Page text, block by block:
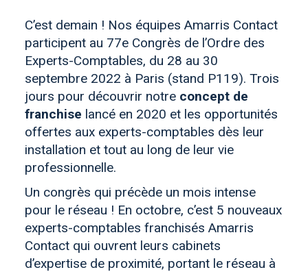
C’est demain ! Nos équipes Amarris Contact
participent au 77e Congrès de l’Ordre des
Experts-Comptables, du 28 au 30
septembre 2022 à Paris (stand P119). Trois
jours pour découvrir notre concept de
franchise lancé en 2020 et les opportunités
offertes aux experts-comptables dès leur
installation et tout au long de leur vie
professionnelle.
Un congrès qui précède un mois intense
pour le réseau ! En octobre, c’est 5 nouveaux
experts-comptables franchisés Amarris
Contact qui ouvrent leurs cabinets
d’expertise de proximité, portant le réseau à